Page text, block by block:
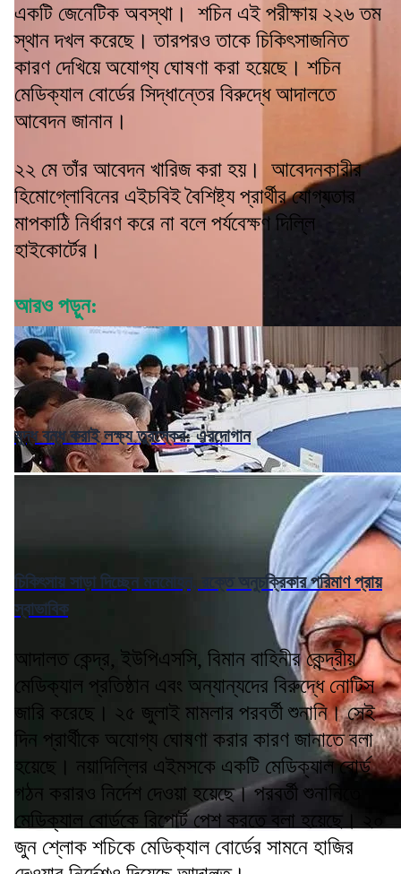
একটি জেনেটিক অবস্থা। শচিন এই পরীক্ষায় ২২৬ তম
স্থান দখল করেছে। তারপরও তাকে চিকিৎসাজনিত
কারণ দেখিয়ে অযোগ্য ঘোষণা করা হয়েছে। শচিন
মেডিক্যাল বোর্ডের সিদ্ধান্তের বিরুদ্ধে আদালতে
আবেদন জানান।
২২ মে তাঁর আবেদন খারিজ করা হয়। আবেদনকারীর
হিমোগ্লোবিনের এইচবিই বৈশিষ্ট্য প্রার্থীর যোগ্যতার
মাপকাঠি নির্ধারণ করে না বলে পর্যবেক্ষণ দিল্লি
হাইকোর্টের।
আরও পড়ুন:
যুদ্ধ বন্ধ করাই লক্ষ্য তুরস্কের: এরদোগান
চিকিৎসায় সাড়া দিচ্ছেন মনমোহন, রক্তে অনুচক্রিকার পরিমাণ প্রায়
স্বাভাবিক
আদালত কেন্দ্র, ইউপিএসসি, বিমান বাহিনীর কেন্দ্রীয়
মেডিক্যাল প্রতিষ্ঠান এবং অন্যান্যদের বিরুদ্ধে নোটিস
জারি করেছে। ২৫ জুলাই মামলার পরবর্তী শুনানি। সেই
দিন প্রার্থীকে অযোগ্য ঘোষণা করার কারণ জানাতে বলা
হয়েছে। নয়াদিল্লির এইমসকে একটি মেডিক্যাল বোর্ড
গঠন করারও নির্দেশ দেওয়া হয়েছে। পরবর্তী শুনানিতে
মেডিক্যাল বোর্ডকে রিপোর্ট পেশ করতে বলা হয়েছে। ২০
জুন শ্লোক শচিকে মেডিক্যাল বোর্ডের সামনে হাজির